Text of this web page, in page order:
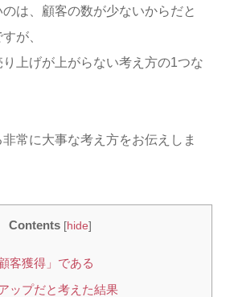
は、顧客の数が少ないからだと
が、
上げが上がらない考え方の1つな
常に大事な考え方をお伝えしま
Contents [hide]
客獲得」である
ップだと考えた結果